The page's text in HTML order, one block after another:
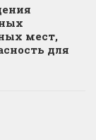
мест,
для